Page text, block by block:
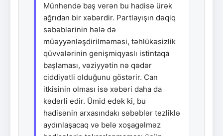
Münhendə baş verən bu hadisə ürək
ağrıdan bir xəbərdir. Partlayışın dəqiq
səbəblərinin hələ də
müəyyənləşdirilməməsi, təhlükəsizlik
qüvvələrinin genişmiqyaslı istintaqa
başlaması, vəziyyətin nə qədər
ciddiyətli olduğunu göstərir. Can
itkisinin olması isə xəbəri daha da
kədərli edir. Ümid edək ki, bu
hadisənin arxasındakı səbəblər tezliklə
aydınlaşacaq və belə xoşagəlməz